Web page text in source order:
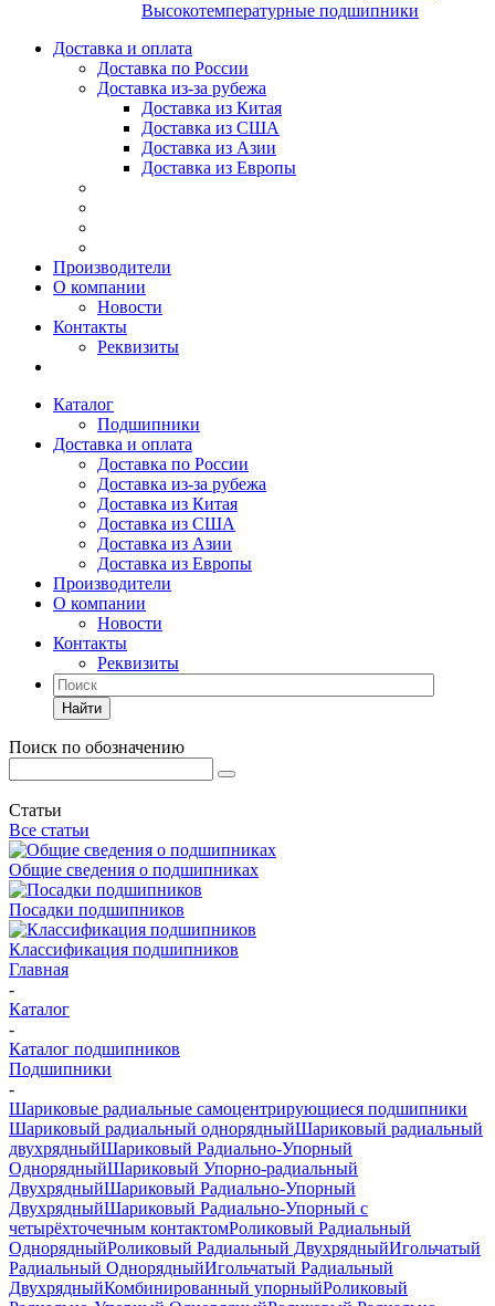
Высокотемпературные подшипники
Доставка и оплата
Доставка по России
Доставка из-за рубежа
Доставка из Китая
Доставка из США
Доставка из Азии
Доставка из Европы
Производители
О компании
Новости
Контакты
Реквизиты
Каталог
Подшипники
Доставка и оплата
Доставка по России
Доставка из-за рубежа
Доставка из Китая
Доставка из США
Доставка из Азии
Доставка из Европы
Производители
О компании
Новости
Контакты
Реквизиты
Найти
Поиск по обозначению
Статьи
Все статьи
Общие сведения о подшипниках
Посадки подшипников
Классификация подшипников
Главная
-
Каталог
-
Каталог подшипников
Подшипники
-
Шариковые радиальные самоцентрирующиеся подшипники
Шариковый радиальный однорядныйШариковый радиальный
двухрядныйШариковый Радиально-Упорный
ОднорядныйШариковый Упорно-радиальный
ДвухрядныйШариковый Радиально-Упорный
ДвухрядныйШариковый Радиально-Упорный с
четырёхточечным контактомРоликовый Радиальный
ОднорядныйРоликовый Радиальный ДвухрядныйИгольчатый
Радиальный ОднорядныйИгольчатый Радиальный
ДвухрядныйКомбинированный упорныйРоликовый